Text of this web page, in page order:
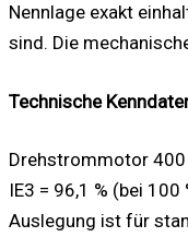
Nennlage exakt
sind. Die
Technische
Drehstrommotor 400
IE3 = 96,1 % (bei
Auslegung ist für